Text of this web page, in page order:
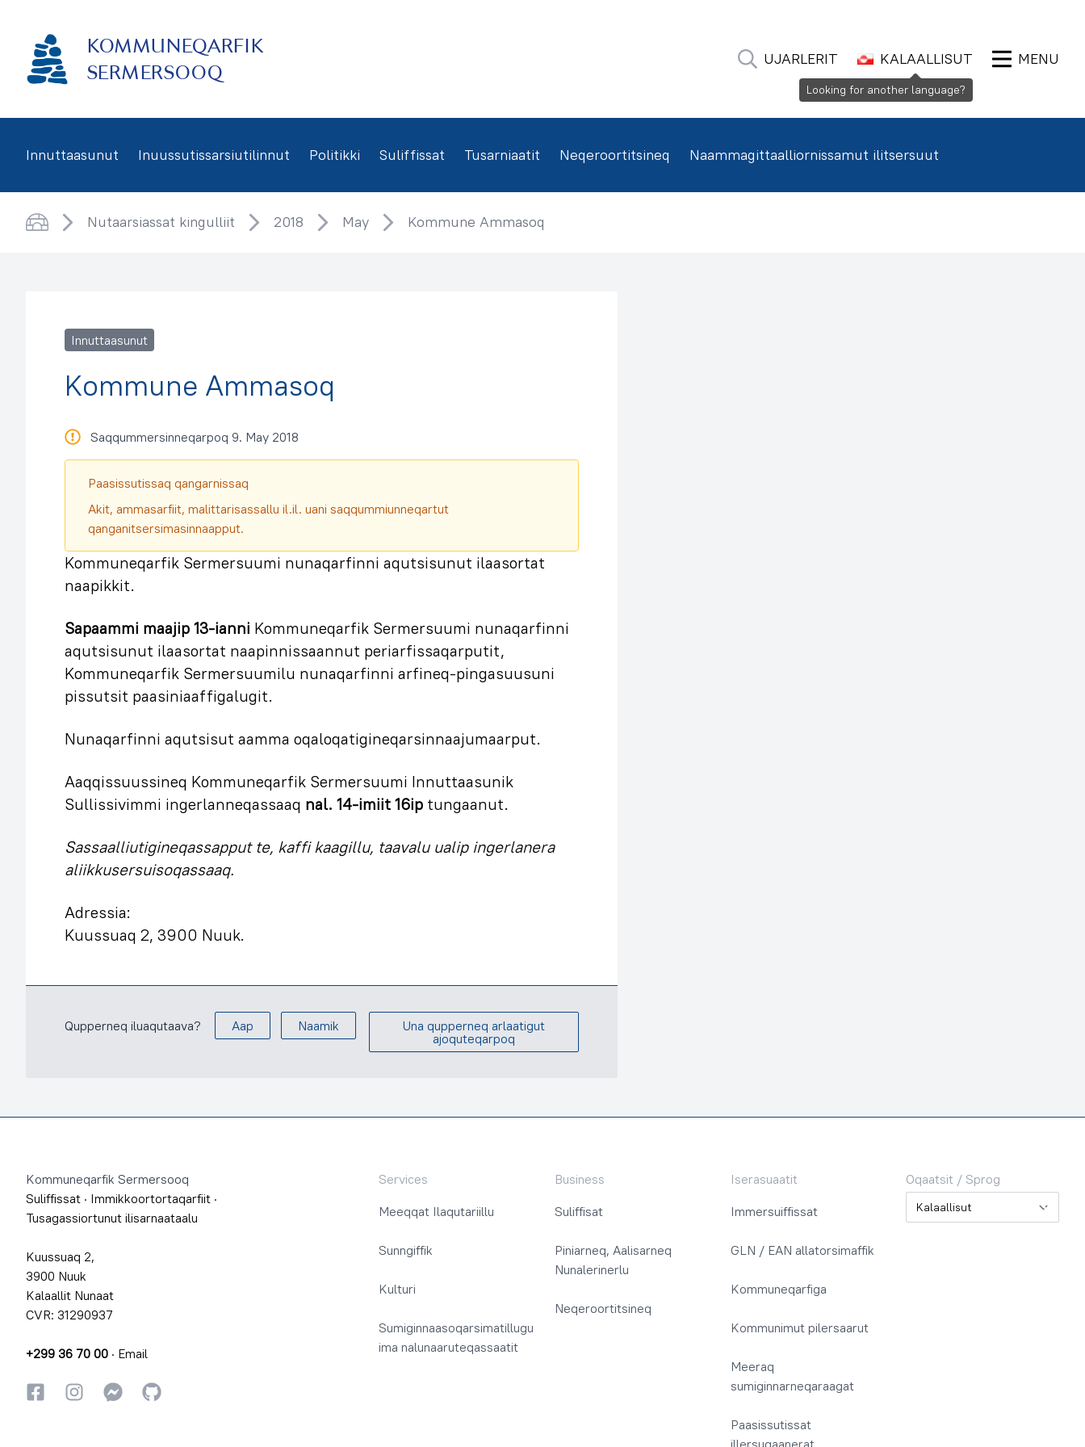
KOMMUNEQARFIK
SERMERSOOQ
UJARLERIT KALAALLISUT MENU
Innuttaasunut Inuussutissarsiutilinnut Politikki Suliffissat Tusarniaatit Neqeroortitsineq Naammagittaalliornissamut ilitsersuut
Nutaarsiassat kingulliit 2018 May Kommune Ammasoq
Innuttaasunut
Kommune Ammasoq
Saqqummersinneqarpoq 9. May 2018
Paasissutissaq qangarnissaq
Akit, ammasarfiit, malittarisassallu il.il. uani saqqummiunneqartut
qanganitsersimasinnaapput.
Kommuneqarfik Sermersuumi nunaqarfinni aqutsisunut ilaasortat
naapikkit.
Sapaammi maajip 13-ianni Kommuneqarfik Sermersuumi nunaqarfinni
aqutsisunut ilaasortat naapinnissaannut periarfissaqarputit,
Kommuneqarfik Sermersuumilu nunaqarfinni arfineq-pingasuusuni
pissutsit paasiniaaffigalugit.
Nunaqarfinni aqutsisut aamma oqaloqatigineqarsinnaajumaarput.
Aaqqissuussineq Kommuneqarfik Sermersuumi Innuttaasunik
Sullissivimmi ingerlanneqassaaq nal. 14-imiit 16ip tungaanut.
Sassaalliutigineqassapput te, kaffi kaagillu, taavalu ualip ingerlanera
aliikkusersuisoqassaaq.
Adressia:
Kuussuaq 2, 3900 Nuuk.
Qupperneq iluaqutaava? Aap Naamik
Una qupperneq arlaatigut
ajoquteqarpoq
Kommuneqarfik Sermersooq
Suliffissat · Immikkoortortaqarfiit ·
Tusagassiortunut ilisarnaataalu
Kuussuaq 2,
3900 Nuuk
Kalaallit Nunaat
CVR: 31290937
+299 36 70 00 · Email
FacebookkiInstagrammiInstagrammi
GitHub
Services
Meeqqat Ilaqutariillu
Sunngiffik
Kulturi
Sumiginnaasoqarsimatillugu
ima nalunaaruteqassaatit
Business
Suliffisat
Piniarneq, Aalisarneq
Nunalerinerlu
Neqeroortitsineq
Iserasuaatit
Immersuiffissat
GLN / EAN allatorsimaffik
Kommuneqarfiga
Kommunimut pilersaarut
Meeraq
sumiginnarneqaraagat
Paasissutissat
illersugaanerat
Oqaatsit / Sprog
Oqaatsit / Sprog
Looking for another language?